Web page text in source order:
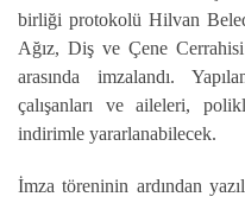
birliği protokolü Hilvan
Ağız, Diş ve Çene
arasında imzalandı.
çalışanları ve aileleri,
indirimle yararlanabilecek.
İmza töreninin ardından